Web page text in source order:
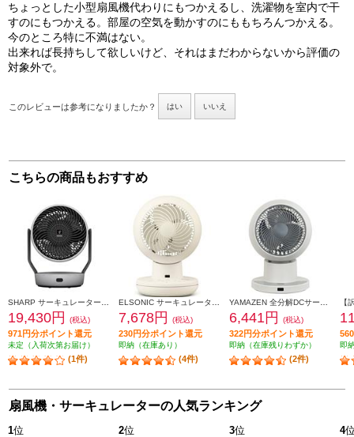
ちょっとした小型扇風機代わりにもつかえるし、洗濯物を室内で干
すのにもつかえる。部屋の空気を動かすのにももちろんつかえる。
今のところ特に不満はない。
出来れば長持ちして欲しいけど、それはまだわからないから評価の
対象外で。
このレビューは参考になりましたか？ はい いいえ
こちらの商品もおすすめ
19,430円 (税込)
971円分ポイント還元
未定（入荷次第お届け）
(1件)
7,678円 (税込)
230円分ポイント還元
即納（在庫あり）
(4件)
6,441円 (税込)
322円分ポイント還元
即納（在庫残りわずか）
(2件)
即
扇風機・サーキュレーターの人気ランキング
1位 2位 3位 4